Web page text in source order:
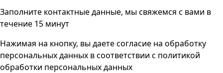
Заполните контактные данные, мы свяжемся с вами в
течение 15 минут
Нажимая на кнопку, вы даете согласие на обработку
персональных данных в соответствии с политикой
обработки персональных данных